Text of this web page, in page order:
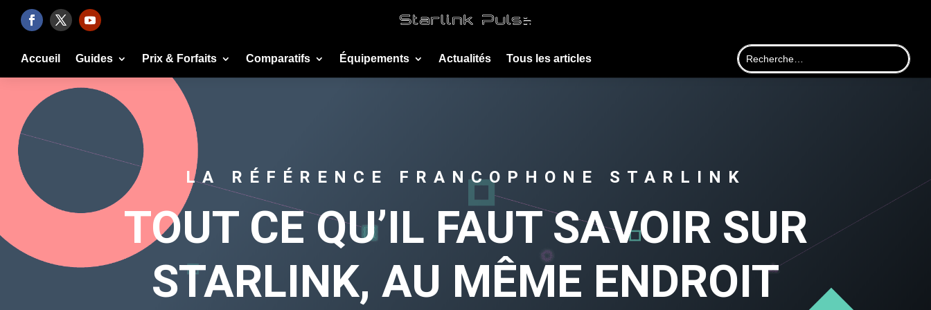
Accueil Guides Prix & Forfaits Comparatifs Équipements Actualités Tous les articles
LA RÉFÉRENCE FRANCOPHONE STARLINK
TOUT CE QU’IL FAUT SAVOIR SUR
STARLINK, AU MÊME ENDROIT